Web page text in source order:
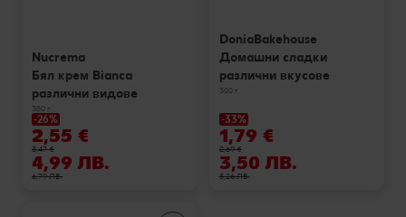
Nucrema
Бял крем Bianca
различни видове
380 г
-26%
2,55 €
3,47 €
4,99 ЛВ.
6,79 ЛВ.
DoniaBakehouse
Домашни сладки
различни вкусове
300 г
-33%
1,79 €
2,69 €
3,50 ЛВ.
5,26 ЛВ.